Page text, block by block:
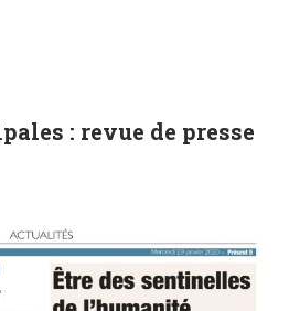
: revue de presse